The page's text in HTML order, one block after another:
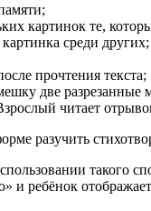
картинок те,
среди других;
прочтения текста;
две
читает
разучить
такого
и ребёнок